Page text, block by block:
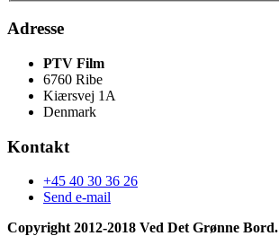
Adresse
PTV Film
6760 Ribe
Kiærsvej 1A
Denmark
Kontakt
+45 40 30 36 26
Send e-mail
Copyright 2012-2018 Ved Det Grønne Bord.